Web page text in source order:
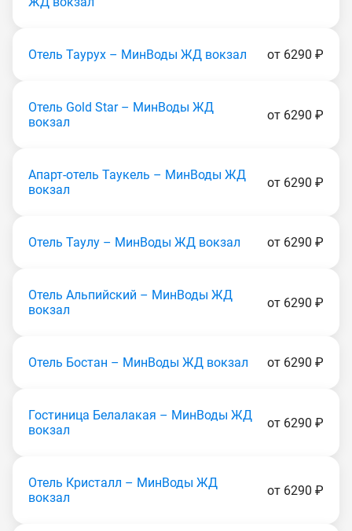
Отель Таурух – МинВоды ЖД вокзал от 6290 ₽
Отель Gold Star – МинВоды ЖД
вокзал
от 6290 ₽
Апарт-отель Таукель – МинВоды ЖД
вокзал
от 6290 ₽
Отель Таулу – МинВоды ЖД вокзал от 6290 ₽
Отель Альпийский – МинВоды ЖД
вокзал
от 6290 ₽
Отель Бостан – МинВоды ЖД вокзал от 6290 ₽
Гостиница Белалакая – МинВоды ЖД
вокзал
от 6290 ₽
Отель Кристалл – МинВоды ЖД
вокзал
от 6290 ₽